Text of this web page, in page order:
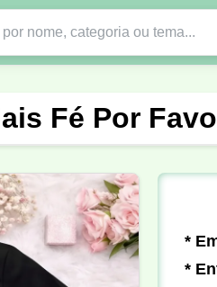
Uniforme
Pedagogia Biologia
Fé Por
*
*